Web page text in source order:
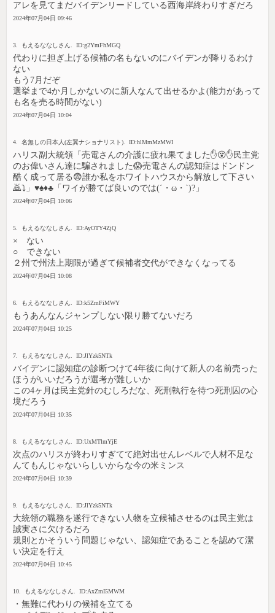
アレを見てまだバイデンリードしている西海岸終わりすぎだろ
2024年07月04日 09:46
3. もえるななしさん. ID:g2YmFhMGQ
代わりに担ぎ上げる候補の名もないのにバイデンが降りるわけ
ない
もう7月だぞ
選挙まで4か月しかないのに新人なんて出せるかよ(能力があって
も名を売る時間がない)
2024年07月04日 10:04
4. 名無しの日本人(左翼ナショナリスト). ID:hlMmMzMWI
ハリス副大統領「売電さんの介護に疲れ果てました✋😵✋民主党
のお偉いさん達に騙されました😱売電さんの認知症はドンドン
酷く成って居る😨誰か私をホワイトハウスから解放して下さい
🙇⤵」♥♠♦♣「ワイが勝てば良いのでは(´・ω・`)?」
2024年07月04日 10:06
5. もえるななしさん. ID:AyOTY4ZjQ
× ない
○ できない
２州で州法上期限が過ぎて候補者交代ができなくなってる
2024年07月04日 10:08
6. もえるななしさん. ID:k5ZmFiMWY
もうあんなんジャンプしない限り勝てないだろ
2024年07月04日 10:25
7. もえるななしさん. ID:JlYzk5NTk
バイデンに認知症の診断つけて4年後に向けて新人の名前売った
ほうがいいだろうが選考が難しいか
この4ヶ月は民主党針のむしろだな、死刑執行を待つ死刑囚の心
境だろう
2024年07月04日 10:35
8. もえるななしさん. ID:UxMTlmYjE
次点のハリスが終わりすぎてて絶対出せんレベルで人材不足な
んてもんじゃないらしいからな今の米ミンス
2024年07月04日 10:39
9. もえるななしさん. ID:JlYzk5NTk
大統領の職務を遂行できない人物を立候補させるのは民主党は
誠実さに欠けるだろ
規則とかそういう問題じゃない、認知症であることを認めて潔
い決定を行え
2024年07月04日 10:45
10. もえるななしさん. ID:AxZmI5MWM
・無難に代わりの候補を立てる